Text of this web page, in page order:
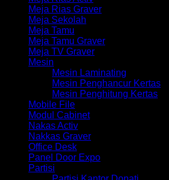
Meja Rias Graver
Meja Sekolah
Meja Tamu
Meja Tamu Graver
Meja TV Graver
Mesin
Mesin Laminating
Mesin Penghancur Kertas
Mesin Penghitung Kertas
Mobile File
Modul Cabinet
Nakas Activ
Nakkas Graver
Office Desk
Panel Door Expo
Partisi